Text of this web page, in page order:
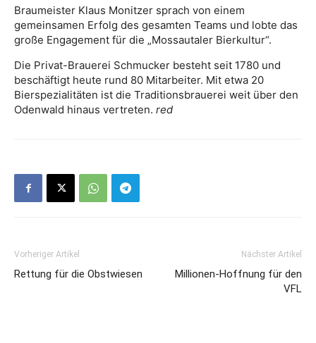
Braumeister Klaus Monitzer sprach von einem
gemeinsamen Erfolg des gesamten Teams und lobte das
große Engagement für die „Mossautaler Bierkultur“.
Die Privat-Brauerei Schmucker besteht seit 1780 und
beschäftigt heute rund 80 Mitarbeiter. Mit etwa 20
Bierspezialitäten ist die Traditionsbrauerei weit über den
Odenwald hinaus vertreten. red
Vorheriger Artikel
Rettung für die Obstwiesen
Nächster Artikel
Millionen-Hoffnung für den
VFL